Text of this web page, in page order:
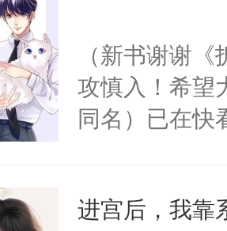
（新书谢谢
攻慎入！希望
同名）已在快
成为所有白莲
进宫后，我靠